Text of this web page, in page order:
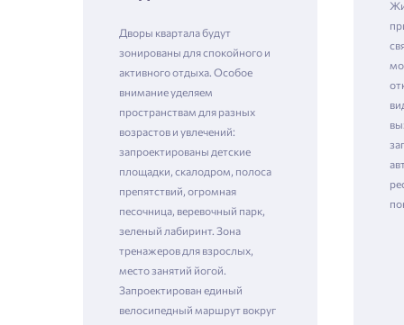
Дворы квартала будут
зонированы для спокойного и
активного отдыха. Особое
внимание уделяем
пространствам для разных
возрастов и увлечений:
запроектированы детские
площадки, скалодром, полоса
препятствий, огромная
песочница, веревочный парк,
зеленый лабиринт. Зона
тренажеров для взрослых,
место занятий йогой.
Запроектирован единый
велосипедный маршрут вокруг
Проект